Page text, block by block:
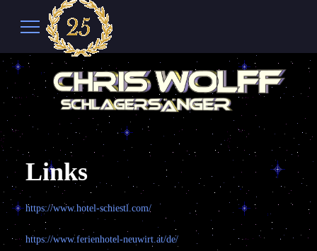
Links
https://www.hotel-schiestl.com/
https://www.ferienhotel-neuwirt.at/de/